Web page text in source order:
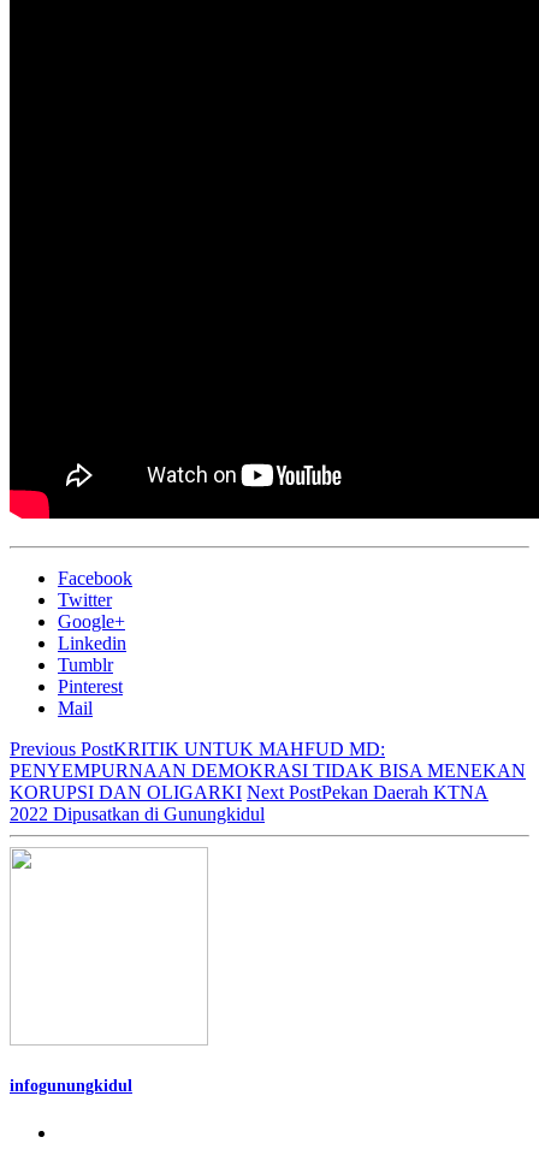
Facebook
Twitter
Google+
Linkedin
Tumblr
Pinterest
Mail
Previous PostKRITIK UNTUK MAHFUD MD:
PENYEMPURNAAN DEMOKRASI TIDAK BISA MENEKAN
KORUPSI DAN OLIGARKI Next PostPekan Daerah KTNA
2022 Dipusatkan di Gunungkidul
infogunungkidul